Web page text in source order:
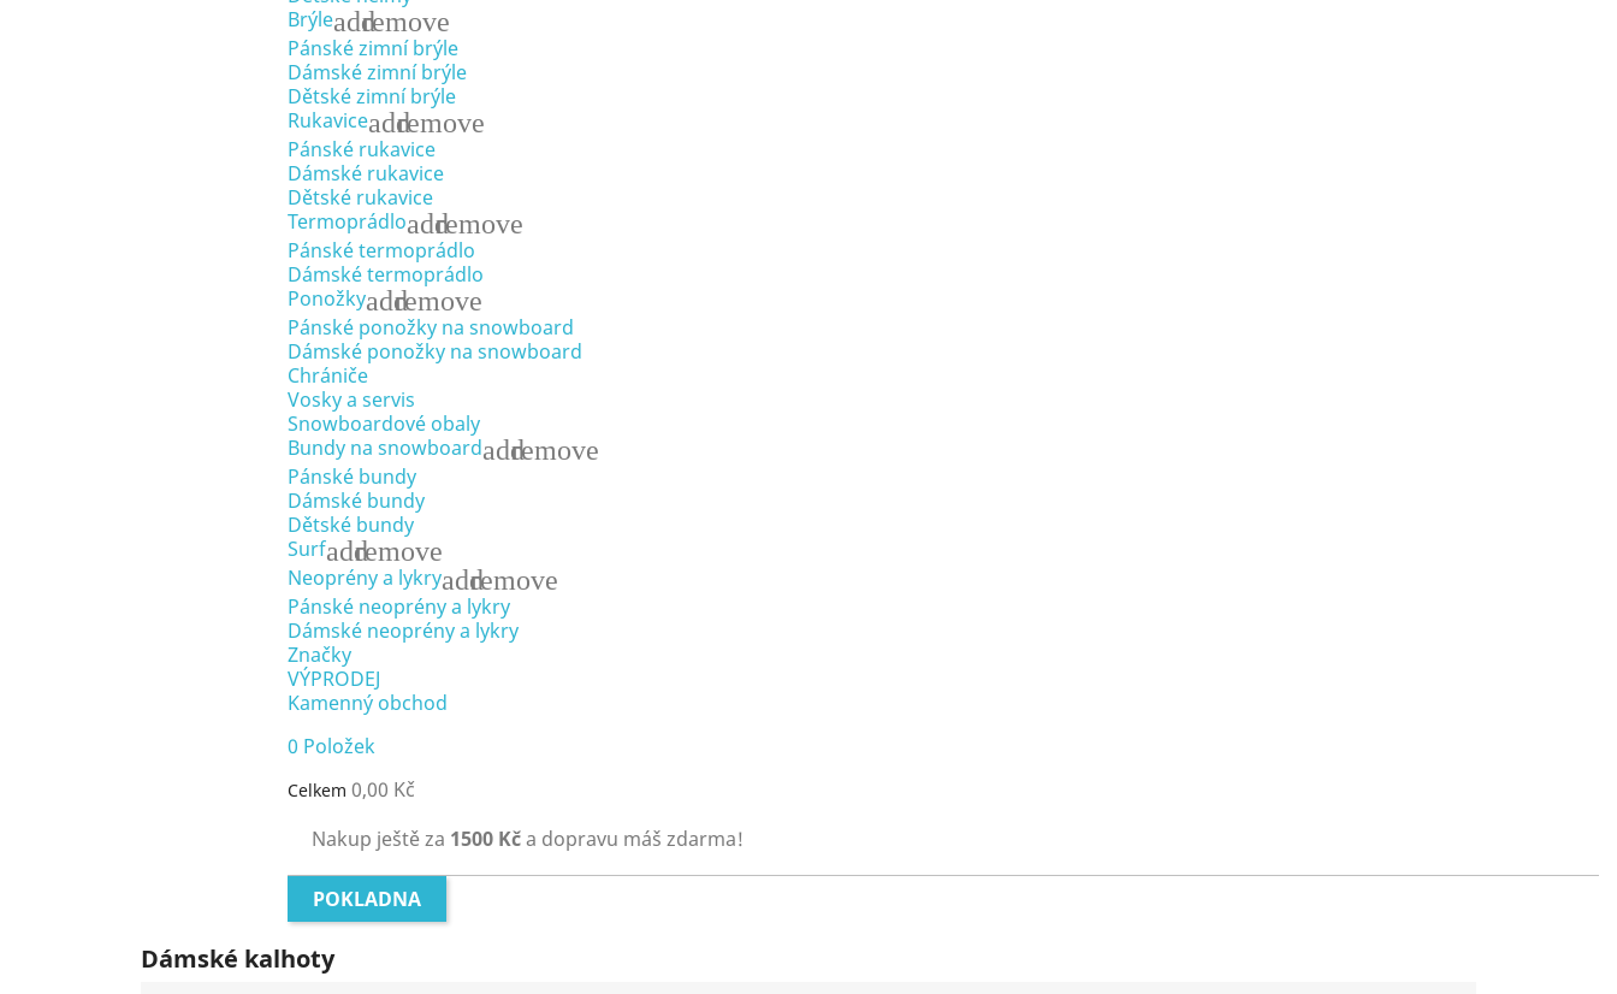
Brýleaddremove
Pánské zimní brýle
Dámské zimní brýle
Dětské zimní brýle
Rukaviceaddremove
Pánské rukavice
Dámské rukavice
Dětské rukavice
Termoprádloaddremove
Pánské termoprádlo
Dámské termoprádlo
Ponožkyaddremove
Pánské ponožky na snowboard
Dámské ponožky na snowboard
Chrániče
Vosky a servis
Snowboardové obaly
Bundy na snowboardaddremove
Pánské bundy
Dámské bundy
Dětské bundy
Surfaddremove
Neoprény a lykryaddremove
Pánské neoprény a lykry
Dámské neoprény a lykry
Značky
VÝPRODEJ
Kamenný obchod
0 Položek
Celkem 0,00 Kč
Nakup ještě za 1500 Kča dopravu máš zdarma!
POKLADNA
Dámské kalhoty